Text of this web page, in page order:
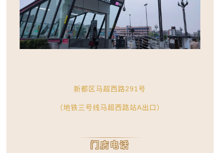
新都区马超西路291号
（地铁三号线马超西路站A出口）
门店电话